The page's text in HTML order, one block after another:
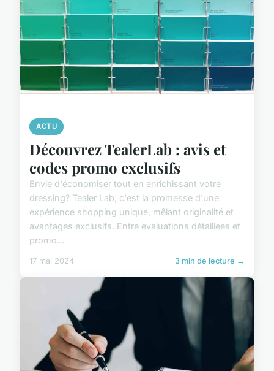
ACTU
Découvrez TealerLab : avis et
codes promo exclusifs
Envie d'économiser tout en enrichissant votre
dressing? Tealer Lab, c'est la promesse d'une
expérience shopping unique, mêlant originalité et
avantages exclusifs. Entre évaluations détaillées et
promo...
17 mai 2024 3 min de lecture →